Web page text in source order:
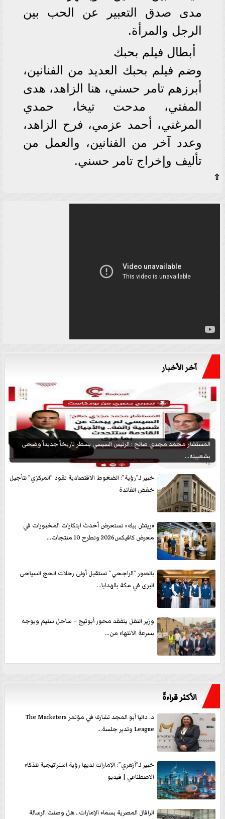
مدى صدق التعبير عن الحب بين
الرجل والمرأة.
أبطال فيلم بحبك
وضم فيلم بحبك العديد من الفنانين،
أبرزهم تامر حسني، هنا الزاهد، هدى
المفتي، مدحت تيخا، حمدي
المرغني، أحمد عزمي، فرح الزاهد،
وعدد آخر من الفنانين، والعمل من
تأليف وإخراج تامر حسني.
⇧
آخر الأخبار
المستشار محمد مجدي صالح : الرئيس السيسي يسطر تاريخاً جديداً وضحى
بشعبيته...
خبير لـ”رؤية”: الضغوط الاقتصادية تقود ”المركزي” لتأجيل
خفض الفائدة
«ريتش بيك» تستعرض أحدث ابتكارات المخبوزات في
معرض كافيكس2026 وتطرح 10 منتجات...
بالصور ”الراجحي” تستقبل أولى رحلات الحج السياحى
البرى في مكة بالهدايا...
وزير النقل يتفقد محور أبوتيج – ساحل سليم ويوجه
بسرعة الانتهاء من...
الأكثر قراءةً
د. داليا أبو المجد تشارك في مؤتمر The Marketers
League وتدير جلسة...
خبير لـ”أزهري”: الإمارات لديها رؤية استراتيجية للذكاء
الاصطناعي | فيديو
الرافال المصرية بسماء الإمارات.. هل وصلت الرسالة